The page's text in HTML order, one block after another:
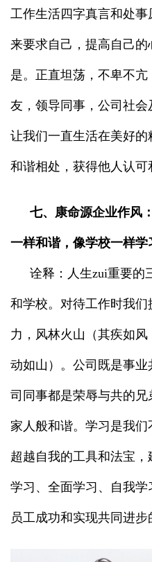
工作生活四字真言和处
来要求自己，提高自己
是。正直坦荡，不卑不
友，领导同事，公司社
让我们一直生活在美好
和谐相处，获得他人认可
七、康命源企业作风
一样和谐，像学校一样学
诠释：人生zui重要的
和学校。对待工作时我
力，风林火山（其疾如
动如山）。公司既是事
司同事都是荣辱与共的
家人般和谐。学习是我们
超越自我的工具和法宝
学习、全面学习、自我
员工成功和实现共同进步